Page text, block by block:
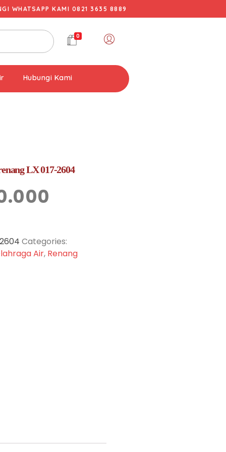
WHATSAPP KAMI 0821 3635 8889
0
Hubungi Kami
LX 017-2604
Categories:
Air, Renang